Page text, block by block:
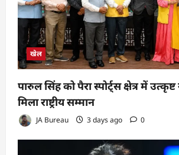
खेल
पारुल सिंह को पैरा स्पोर्ट्स क्षेत्र में
मिला राष्ट्रीय सम्मान
JA Bureau 3 days ago 0